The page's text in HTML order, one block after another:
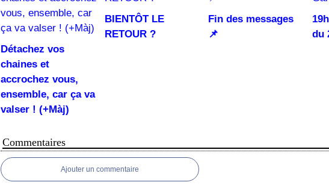
Détachez vos
chaines et
accrochez vous,
ensemble, car ça va
valser ! (+Màj)
BIENTÔT LE
RETOUR ?
Fin des messages
📌
du
Commentaires
Ajouter un commentaire